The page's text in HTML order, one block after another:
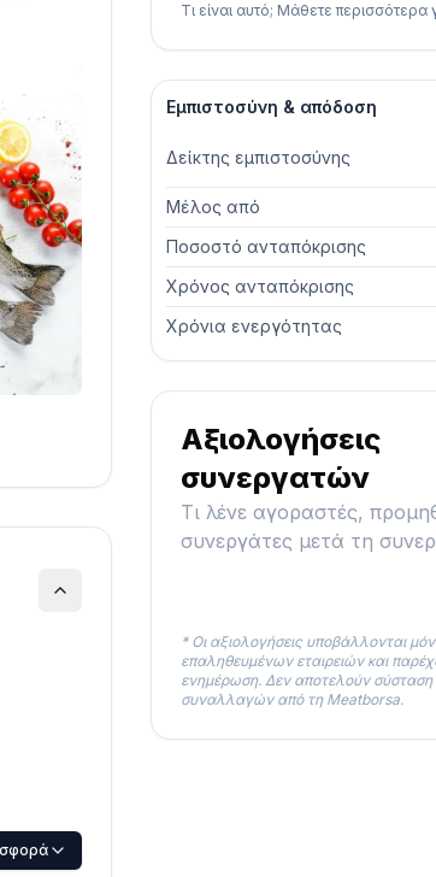
Τι είναι αυτό; Μάθετε περισσότερα
Εμπιστοσύνη & απόδοση
Δείκτης εμπιστοσύνης
Μέλος από
Ποσοστό ανταπόκρισης
Χρόνος ανταπόκρισης
Χρόνια ενεργότητας
Αξιολογήσεις
συνεργατών
Τι λένε αγοραστές,
συνεργάτες μετά τη
* Οι αξιολογήσεις υποβάλλονται
επαληθευμένων εταιρειών και
ενημέρωση. Δεν αποτελούν
συναλλαγών από τη Meatborsa.